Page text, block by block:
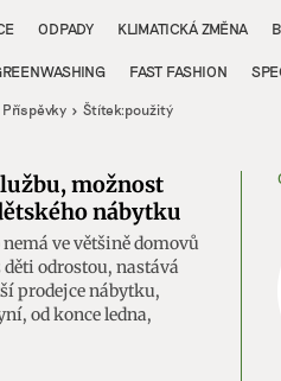
ODPADY KLIMATICKÁ ZMĚNA
FAST FASHION
Příspěvky Štítek:použitý
možnost
nábytku
ve většině domovů
odrostou, nastává
prodejce nábytku,
od konce ledna,